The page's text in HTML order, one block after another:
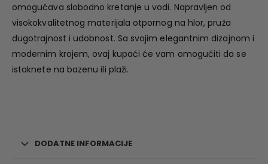
omogućava slobodno kretanje u vodi. Napravljen od
visokokvalitetnog materijala otpornog na hlor, pruža
dugotrajnost i udobnost. Sa svojim elegantnim dizajnom i
modernim krojem, ovaj kupaći će vam omogućiti da se
istaknete na bazenu ili plaži.
DODATNE INFORMACIJE